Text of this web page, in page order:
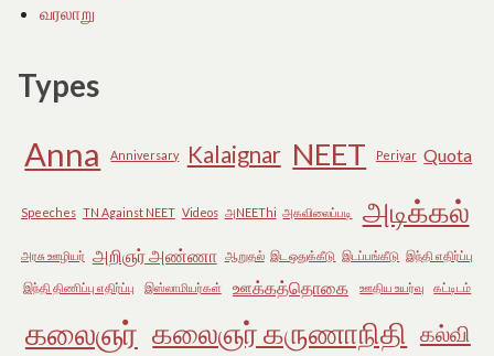
வரலாறு
Types
Anna Anniversary Kalaignar NEET Periyar Quota
Speeches TN Against NEET Videos அNEEThi அகவிலைப்படி அடிக்கல்
அரசு ஊழியர் அறிஞர் அண்ணா ஆறுதல் இட ஒதுக்கீடு இடப்பங்கீடு இந்தி எதிர்ப்பு
இந்தி திணிப்பு எதிர்ப்பு இஸ்லாமியர்கள் ஊக்கத்தொகை ஊதிய உயர்வு கட்டிடம்
கலைஞர் கலைஞர் கருணாநிதி கல்வி